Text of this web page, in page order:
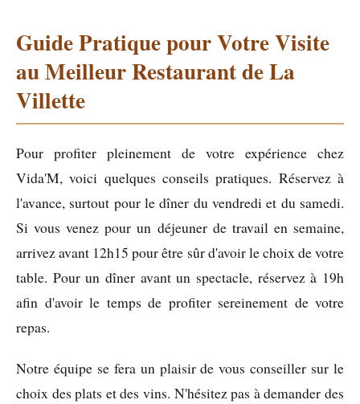
Guide Pratique pour Votre Visite
au Meilleur Restaurant de La
Villette
Pour profiter pleinement de votre expérience chez
Vida'M, voici quelques conseils pratiques. Réservez à
l'avance, surtout pour le dîner du vendredi et du samedi.
Si vous venez pour un déjeuner de travail en semaine,
arrivez avant 12h15 pour être sûr d'avoir le choix de votre
table. Pour un dîner avant un spectacle, réservez à 19h
afin d'avoir le temps de profiter sereinement de votre
repas.
Notre équipe se fera un plaisir de vous conseiller sur le
choix des plats et des vins. N'hésitez pas à demander des